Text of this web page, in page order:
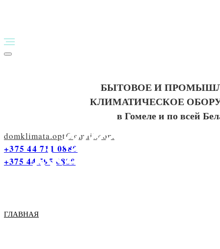
БЫТОВОЕ И
КЛИМАТИЧЕСКОЕ
в Гомеле и по всей
domklimata.opt@gmail.com
+375 44 711 0880
+375 44 595 0880
ГЛАВНАЯ